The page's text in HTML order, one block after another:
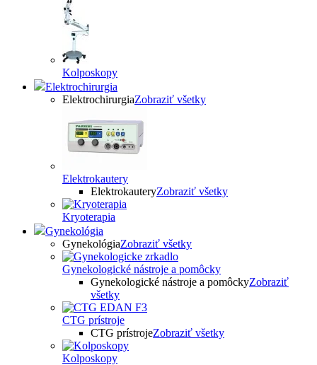
Kolposkopy
Elektrochirurgia
ElektrochirurgiaZobraziť všetky
Elektrokautery
ElektrokauteryZobraziť všetky
Kryoterapia
Gynekológia
GynekológiaZobraziť všetky
Gynekologické nástroje a pomôcky
Gynekologické nástroje a pomôckyZobraziť
všetky
CTG prístroje
CTG prístrojeZobraziť všetky
Kolposkopy